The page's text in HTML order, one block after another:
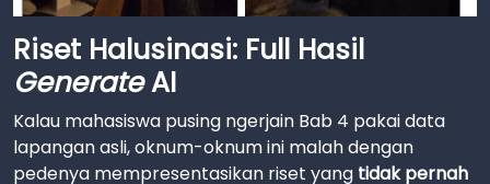
Riset Halusinasi: Full Hasil
GenerateAI
Kalau mahasiswa pusing ngerjain Bab 4 pakai data
lapangan asli, oknum-oknum ini malah dengan
pedenya mempresentasikan riset yang tidak pernah